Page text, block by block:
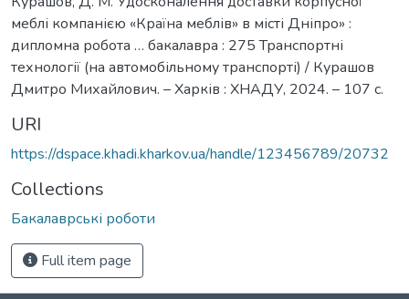
меблі компанією «Країна меблів» в місті Дніпро» :
дипломна робота … бакалавра : 275 Транспортні
технології (на автомобільному транспорті) / Курашов
Дмитро Михайлович. – Харків : ХНАДУ, 2024. – 107 с.
URI
https://dspace.khadi.kharkov.ua/handle/123456789/20732
Collections
Бакалаврські роботи
Full item page